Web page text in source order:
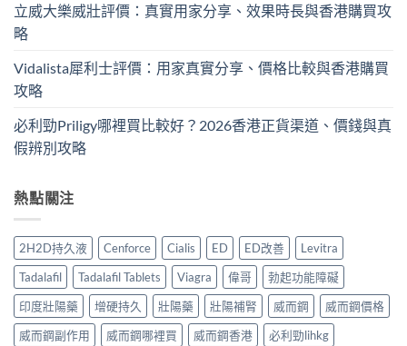
立威大樂威壯評價：真實用家分享、效果時長與香港購買攻
略
Vidalista犀利士評價：用家真實分享、價格比較與香港購買
攻略
必利勁Priligy哪裡買比較好？2026香港正貨渠道、價錢與真
假辨別攻略
熱點關注
2H2D持久液 Cenforce Cialis ED ED改善
Levitra
Tadalafil
Tadalafil Tablets Viagra 偉哥
勃起功能障礙
印度壯陽藥
增硬持久 壯陽藥 壯陽補腎 威而鋼
威而鋼價格
威而鋼副作用
威而鋼哪裡買 威而鋼香港
必利勁lihkg